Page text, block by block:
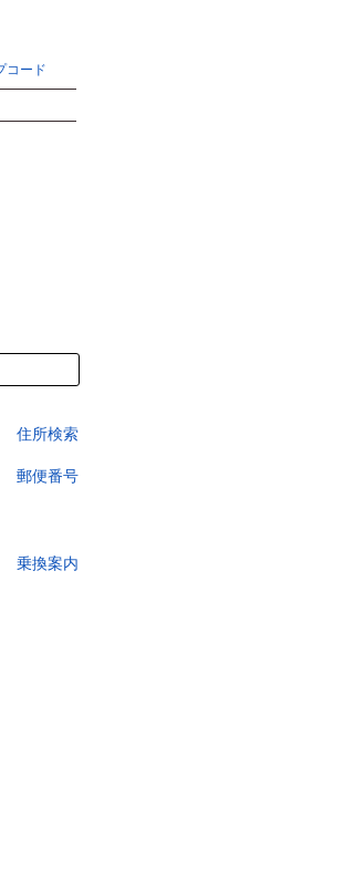
コード
住所検索
郵便番号
乗換案内